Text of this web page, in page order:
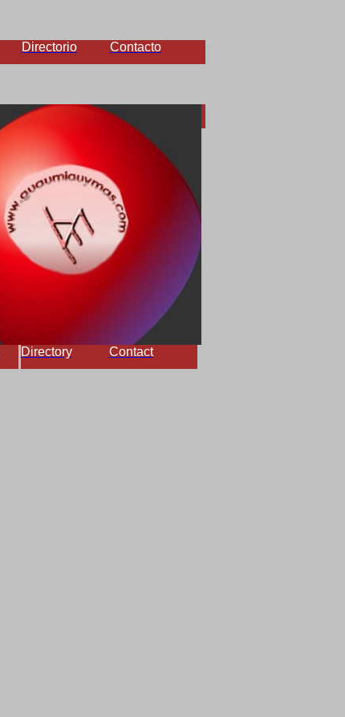
Directorio Contacto
Directory Contact